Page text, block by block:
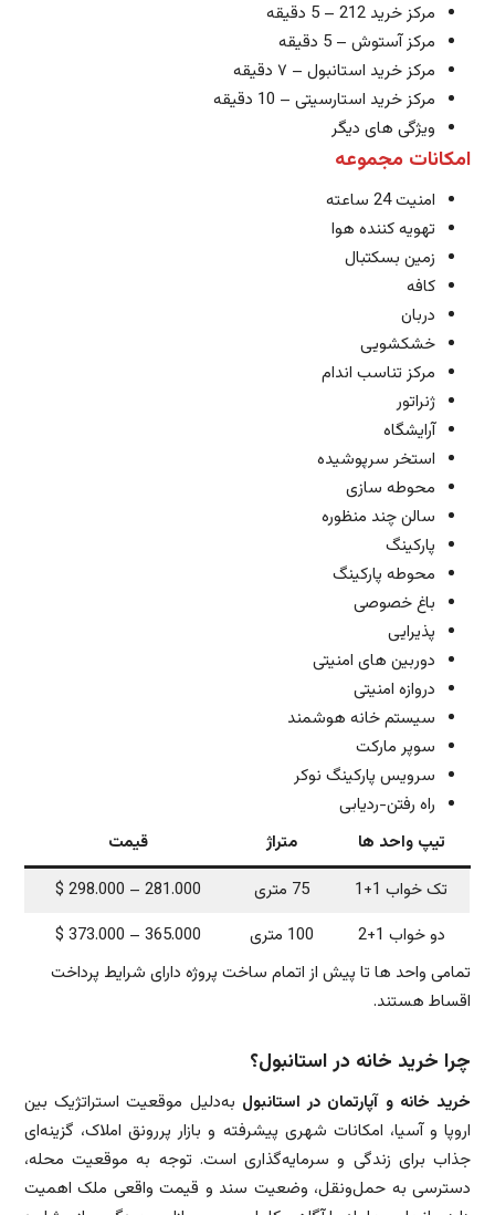
مرکز خرید 212 – 5 دقیقه
مرکز آستوش – 5 دقیقه
مرکز خرید استانبول – ۷ دقیقه
مرکز خرید استارسیتی – 10 دقیقه
ویژگی های دیگر
امکانات مجموعه
امنیت 24 ساعته
تهویه کننده هوا
زمین بسکتبال
کافه
دربان
خشکشویی
مرکز تناسب اندام
ژنراتور
آرایشگاه
استخر سرپوشیده
محوطه سازی
سالن چند منظوره
پارکینگ
محوطه پارکینگ
باغ خصوصی
پذیرایی
دوربین های امنیتی
دروازه امنیتی
سیستم خانه هوشمند
سوپر مارکت
سرویس پارکینگ نوکر
راه رفتن-ردیابی
تیپ واحد ها
متراژ
قیمت
تک خواب 1+1
75 متری
281.000 – 298.000 $
دو خواب 1+2
100 متری
365.000 – 373.000 $
تمامی واحد ها تا پیش از اتمام ساخت پروژه دارای شرایط پرداخت
اقساط هستند.
چرا خرید خانه در استانبول؟
خرید خانه و آپارتمان در استانبول به‌دلیل موقعیت استراتژیک بین
اروپا و آسیا، امکانات شهری پیشرفته و بازار پررونق املاک، گزینه‌ای
جذاب برای زندگی و سرمایه‌گذاری است. توجه به موقعیت محله،
دسترسی به حمل‌ونقل، وضعیت سند و قیمت واقعی ملک اهمیت